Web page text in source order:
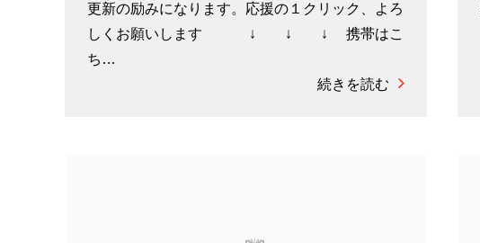
更新の励みになります。応援の１クリック、よろ
しくお願いします ↓ ↓ ↓ 携帯はこ
ち…
続きを読む